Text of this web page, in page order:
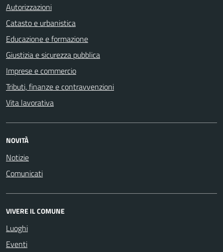
Autorizzazioni
Catasto e urbanistica
Educazione e formazione
Giustizia e sicurezza pubblica
Imprese e commercio
Tributi, finanze e contravvenzioni
Vita lavorativa
NOVITÀ
Notizie
Comunicati
VIVERE IL COMUNE
Luoghi
Eventi